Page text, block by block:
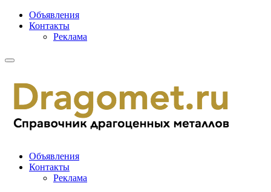
Объявления
Контакты
Реклама
Объявления
Контакты
Реклама